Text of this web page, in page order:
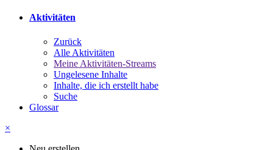
Aktivitäten
Zurück
Alle Aktivitäten
Meine Aktivitäten-Streams
Ungelesene Inhalte
Inhalte, die ich erstellt habe
Suche
Glossar
×